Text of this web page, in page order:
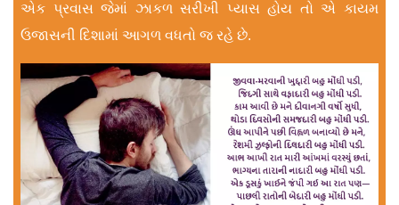
એક પ્રવાસ જેમાં ઝાકળ સરીખી પ્યાસ હોય તો એ કાયમ
ઉજાસની દિશામાં આગળ વધતો જ રહે છે.